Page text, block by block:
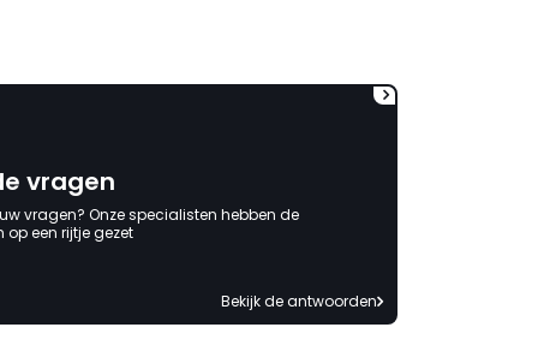
vragen
vragen? Onze specialisten hebben de
een rijtje gezet
Bekijk de antwoorden